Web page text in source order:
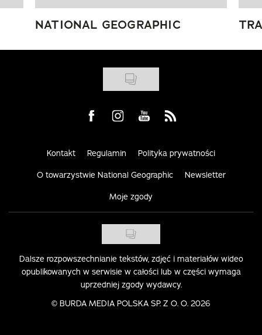
NATIONAL GEOGRAPHIC
Visit us on Facebook
Visit us on Instagram
Visit us on Youtube
Visit us on Rss
Kontakt Regulamin Polityka prywatności
O towarzystwie National Geographic Newsletter
Moje zgody
Dalsze rozpowszechnianie tekstów, zdjęć i materiałów wideo
opublikowanych w serwisie w całości lub w części wymaga
uprzedniej zgody wydawcy.
© BURDA MEDIA POLSKA SP. Z O. O. 2026